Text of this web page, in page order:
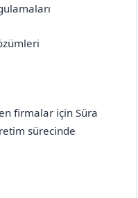
firmalar için Süra
sürecinde